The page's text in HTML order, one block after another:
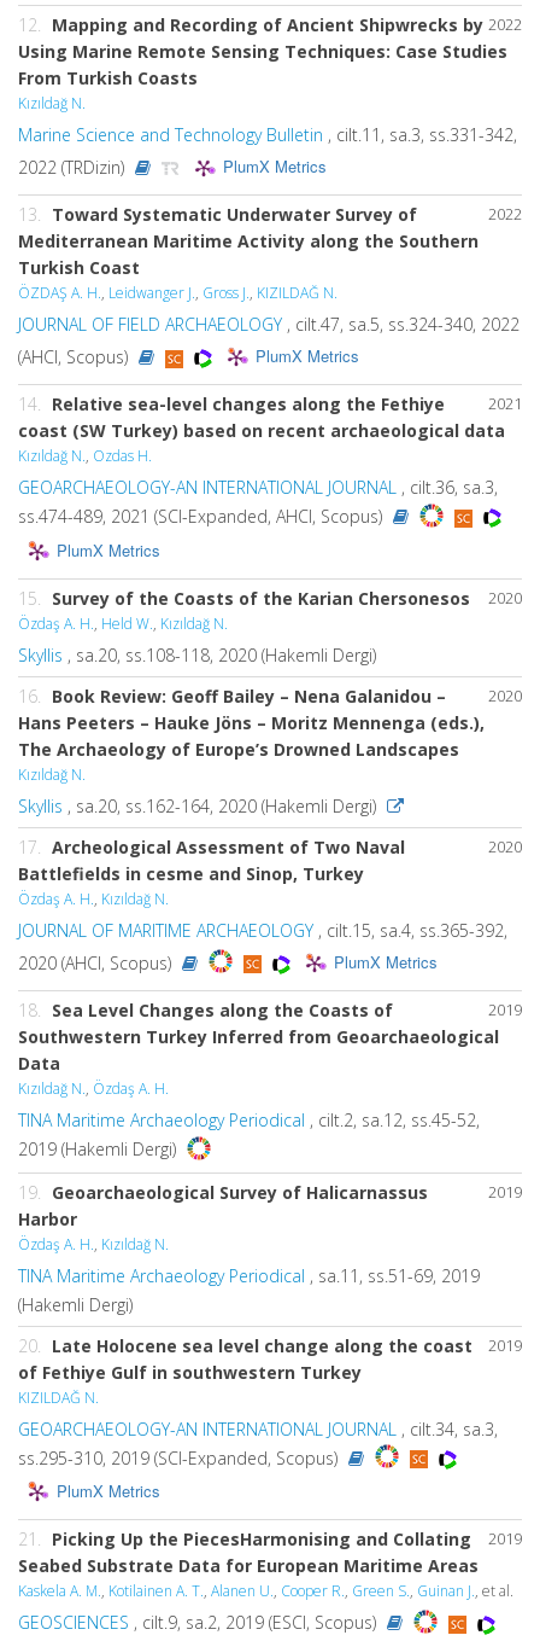
2022
12. Mapping and Recording of Ancient Shipwrecks by
Using Marine Remote Sensing Techniques: Case Studies
From Turkish Coasts
Kızıldağ N.
Marine Science and Technology Bulletin , cilt.11, sa.3, ss.331-342,
2022 (TRDizin)
PlumX Metrics
2022
13. Toward Systematic Underwater Survey of
Mediterranean Maritime Activity along the Southern
Turkish Coast
ÖZDAŞ A. H., Leidwanger J., Gross J., KIZILDAĞ N.
JOURNAL OF FIELD ARCHAEOLOGY , cilt.47, sa.5, ss.324-340, 2022
(AHCI, Scopus)
PlumX Metrics
2021
14. Relative sea-level changes along the Fethiye
coast (SW Turkey) based on recent archaeological data
Kızıldağ N., Ozdas H.
GEOARCHAEOLOGY-AN INTERNATIONAL JOURNAL , cilt.36, sa.3,
ss.474-489, 2021 (SCI-Expanded, AHCI, Scopus)
PlumX Metrics
2020
15. Survey of the Coasts of the Karian Chersonesos
Özdaş A. H., Held W., Kızıldağ N.
Skyllis , sa.20, ss.108-118, 2020 (Hakemli Dergi)
2020
16. Book Review: Geoff Bailey – Nena Galanidou –
Hans Peeters – Hauke Jöns – Moritz Mennenga (eds.),
The Archaeology of Europe’s Drowned Landscapes
Kızıldağ N.
Skyllis , sa.20, ss.162-164, 2020 (Hakemli Dergi)
2020
17. Archeological Assessment of Two Naval
Battlefields in cesme and Sinop, Turkey
Özdaş A. H., Kızıldağ N.
JOURNAL OF MARITIME ARCHAEOLOGY , cilt.15, sa.4, ss.365-392,
2020 (AHCI, Scopus)
PlumX Metrics
2019
18. Sea Level Changes along the Coasts of
Southwestern Turkey Inferred from Geoarchaeological
Data
Kızıldağ N., Özdaş A. H.
TINA Maritime Archaeology Periodical , cilt.2, sa.12, ss.45-52,
2019 (Hakemli Dergi)
2019
19.
Geoarchaeological Survey of Halicarnassus
Harbor
Özdaş A. H., Kızıldağ N.
TINA Maritime Archaeology Periodical , sa.11, ss.51-69, 2019
(Hakemli Dergi)
2019
20.
Late Holocene sea level change along the coast
of Fethiye Gulf in southwestern Turkey
KIZILDAĞ N.
GEOARCHAEOLOGY-AN INTERNATIONAL JOURNAL , cilt.34, sa.3,
ss.295-310, 2019 (SCI-Expanded, Scopus)
PlumX Metrics
2019
21. Picking Up the PiecesHarmonising and Collating
Seabed Substrate Data for European Maritime Areas
Kaskela A. M., Kotilainen A. T., Alanen U., Cooper R., Green S., Guinan J., et al.
GEOSCIENCES , cilt.9, sa.2, 2019 (ESCI, Scopus)